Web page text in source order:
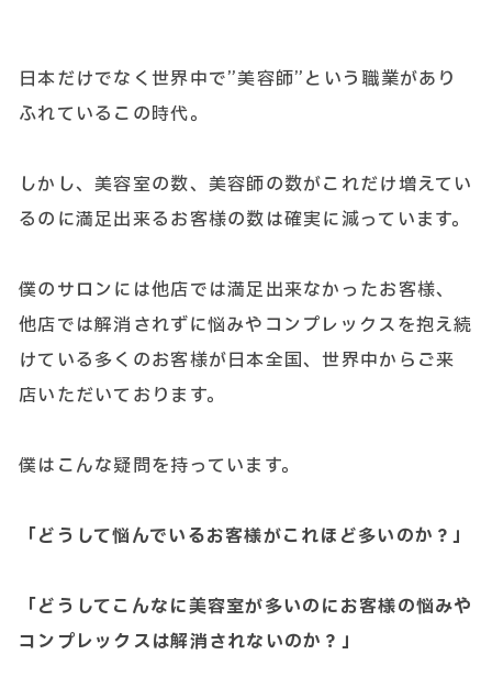
日本だけでなく世界中で”美容師”という職業があり
ふれているこの時代。
しかし、美容室の数、美容師の数がこれだけ増えてい
るのに満足出来るお客様の数は確実に減っています。
僕のサロンには他店では満足出来なかったお客様、
他店では解消されずに悩みやコンプレックスを抱え続
けている多くのお客様が日本全国、世界中からご来
店いただいております。
僕はこんな疑問を持っています。
「どうして悩んでいるお客様がこれほど多いのか？」
「どうしてこんなに美容室が多いのにお客様の悩みや
コンプレックスは解消されないのか？」